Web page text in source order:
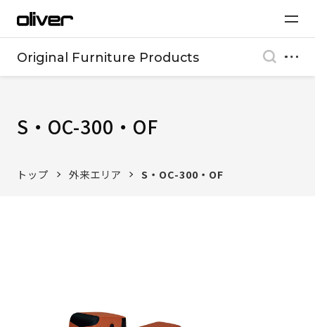
Original Furniture Products
S・OC-300・OF
トップ 外来エリア S・OC-300・OF